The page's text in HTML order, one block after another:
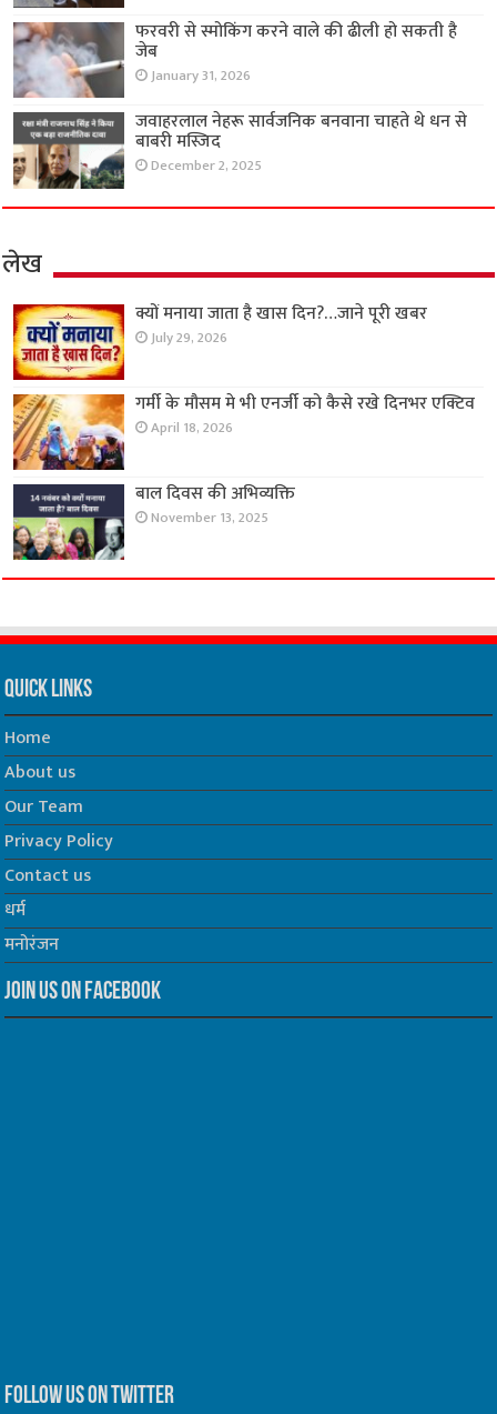
फरवरी से स्मोकिंग करने वाले की ढीली हो सकती है
जेब
January 31, 2026
जवाहरलाल नेहरू सार्वजनिक बनवाना चाहते थे धन से
बाबरी मस्जिद
December 2, 2025
लेख
क्यों मनाया जाता है खास दिन?…जाने पूरी खबर
July 29, 2026
गर्मी के मौसम मे भी एनर्जी को कैसे रखे दिनभर एक्टिव
April 18, 2026
बाल दिवस की अभिव्यक्ति
November 13, 2025
Quick Links
Home
About us
Our Team
Privacy Policy
Contact us
धर्म
मनोरंजन
Join us on Facebook
Follow us on Twitter